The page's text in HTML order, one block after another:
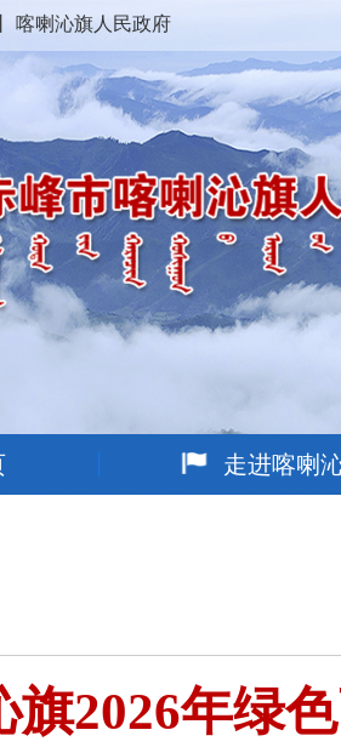
喀喇沁旗人民政府
走进喀喇
旗2026年绿